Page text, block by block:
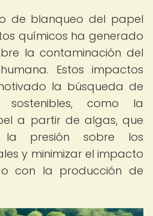
de blanqueo del papel
químicos ha generado
la contaminación del
Estos impactos
la búsqueda de
sostenibles, como la
a partir de algas, que
la presión sobre los
y minimizar el impacto
con la producción de